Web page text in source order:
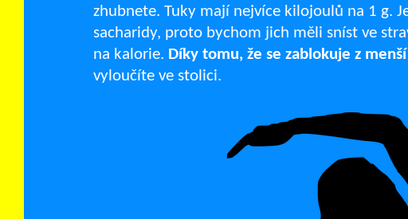
zhubnete. Tuky mají nejvíce kilojoulů na 1 g.
sacharidy, proto bychom jich měli sníst ve
na kalorie. Díky tomu, že se zablokuje z
vyloučíte ve stolici.